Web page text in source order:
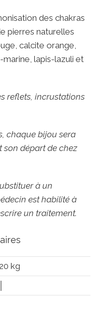
des chakras
pierres naturelles
calcite orange,
lapis-lazuli et
reflets, incrustations
chaque bijou sera
son départ de chez
à un
est habilité à
un traitement.
kg